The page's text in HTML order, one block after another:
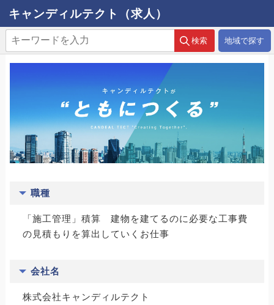
キャンディルテクト（求人）
地域で探す
職種
「施工管理」積算 建物を建てるのに必要な工事費
の見積もりを算出していくお仕事
会社名
株式会社キャンディルテクト